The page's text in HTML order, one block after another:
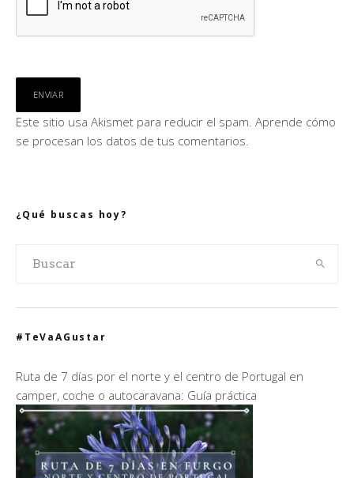
Este sitio usa Akismet para reducir el spam. Aprende cómo
se procesan los datos de tus comentarios.
¿Qué buscas hoy?
#TeVaAGustar
Ruta de 7 días por el norte y el centro de Portugal en
camper, coche o autocaravana: Guía práctica